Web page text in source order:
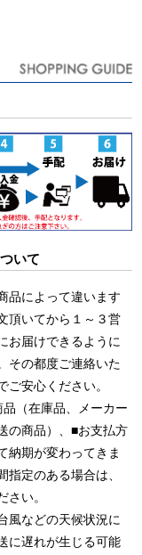
いて
品によって違います
頂いてから１～３営
お届けできるように
その都度ご連絡いた
ご安心ください。
品（在庫品、メーカー
の商品）、■お支払方
納期が変わってきま
指定のある場合は、
さい。
風などの天候状況に
に遅れが生じる可能